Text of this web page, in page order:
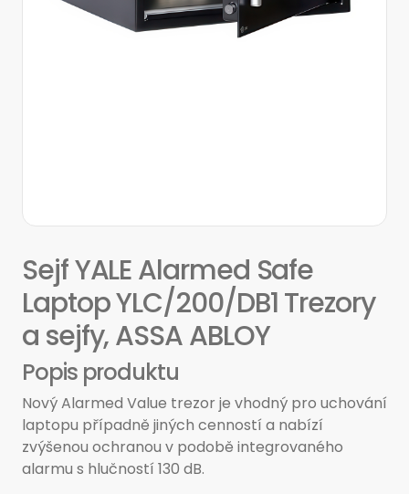
Sejf YALE Alarmed Safe
Laptop YLC/200/DB1 Trezory
a sejfy, ASSA ABLOY
Popis produktu
Nový Alarmed Value trezor je vhodný pro uchování
laptopu případně jiných cenností a nabízí
zvýšenou ochranou v podobě integrovaného
alarmu s hlučností 130 dB.